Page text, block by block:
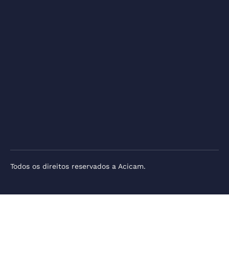
Todos os direitos reservados a Acicam.